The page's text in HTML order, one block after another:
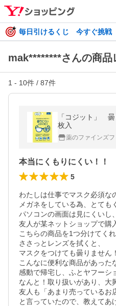
毎日引けるくじ 今すぐ挑戦
mak********さんの商品
1 - 10件 / 87件
「コジット」
枚入
薬のファインズフ
本当にくもりにくい！！
5
わたしは仕事でマスク必須な
メガネをしている為、とても
パソコンの画面は見にくいし
友人が某ネットショップで購
こちらの商品を1つ分けてくれ
ささっとレンズを拭くと、
マスクをつけても曇りません！
こんなに便利な商品があった
感動で帰宅し、ふとヤフーシ
なんと！取り扱いがあり、大
友人も「あまり売っているお
と言っていたので、教えてあ